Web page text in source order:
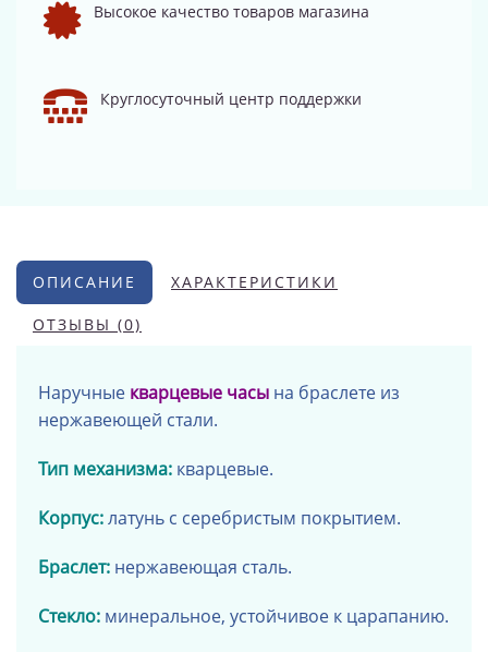
Высокое качество товаров магазина
Круглосуточный центр поддержки
ОПИСАНИЕ ХАРАКТЕРИСТИКИ
ОТЗЫВЫ (0)
Наручные кварцевые часы на браслете из
нержавеющей стали.
Тип механизма: кварцевые.
Корпус:латунь с серебристым покрытием.
Браслет: нержавеющая сталь.
Стекло: минеральное, устойчивое к царапанию.